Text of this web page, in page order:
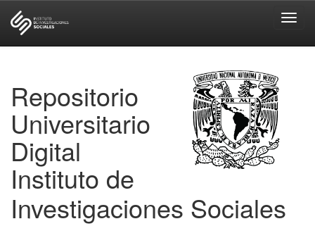
Repositorio
Universitario
Digital
Instituto de
Investigaciones Sociales